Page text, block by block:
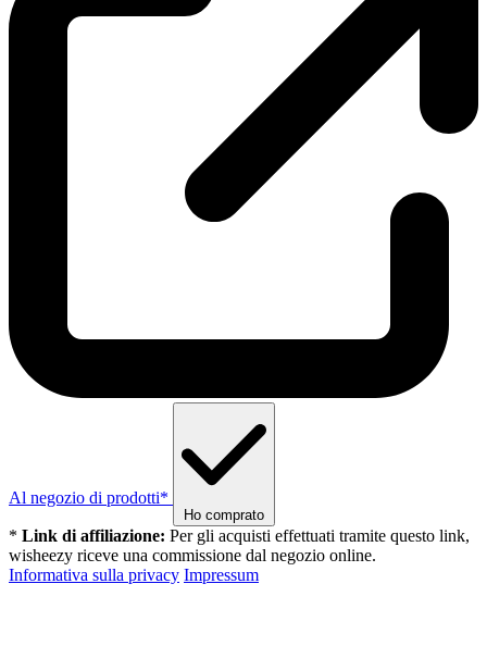
Al negozio di prodotti*
Ho comprato
* Link di affiliazione: Per gli acquisti effettuati tramite questo link,
wisheezy riceve una commissione dal negozio online.
Informativa sulla privacy Impressum